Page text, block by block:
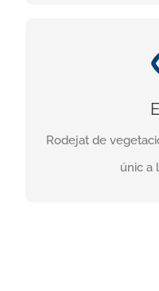
Rodejat de
únic a
UN